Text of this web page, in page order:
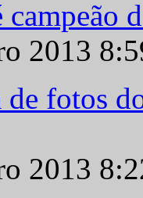
2013
de fotos
2013